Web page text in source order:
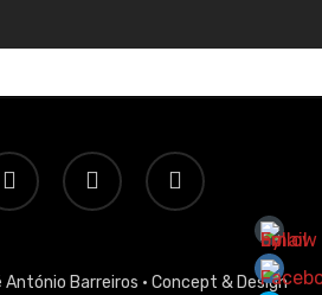
linkedin email
Barreiros · Concept & Design